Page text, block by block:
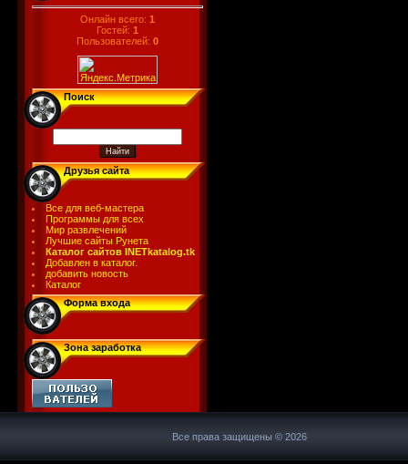
Онлайн всего: 1
Гостей: 1
Пользователей: 0
Поиск
Друзья сайта
Все для веб-мастера
Программы для всех
Мир развлечений
Лучшие сайты Рунета
Каталог сайтов INETkatalog.tk
Добавлен в каталог.
добавить новость
Каталог
Форма входа
Зона заработка
Все права защищены © 2026